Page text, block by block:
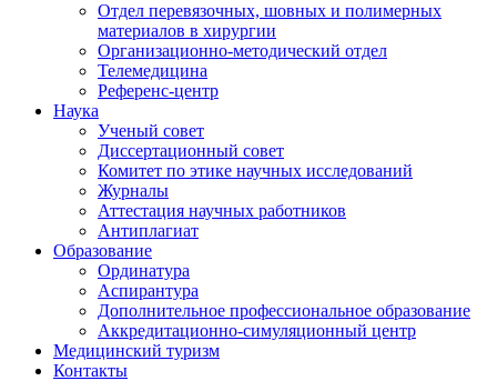
Отдел перевязочных, шовных и полимерных
материалов в хирургии
Организационно-методический отдел
Телемедицина
Референс-центр
Наука
Ученый совет
Диссертационный совет
Комитет по этике научных исследований
Журналы
Аттестация научных работников
Антиплагиат
Образование
Ординатура
Аспирантура
Дополнительное профессиональное образование
Аккредитационно-симуляционный центр
Медицинский туризм
Контакты